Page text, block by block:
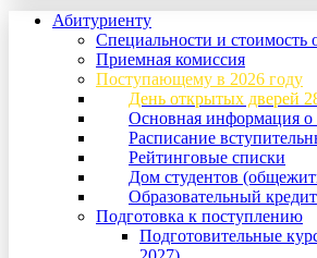
Абитуриенту
Специальности и стоимость
Приемная комиссия
Поступающему в 2026 году
День открытых дверей
Основная информация о
Расписание
Рейтинговые списки
Дом студентов
Образовательный кредит
Подготовка к поступлению
Подготовительные